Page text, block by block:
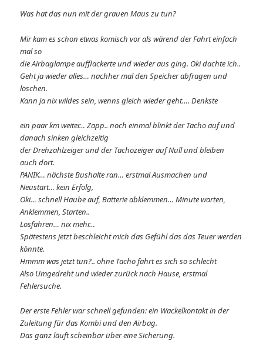
Was hat das nun mit der grauen Maus zu tun?
Mir kam es schon etwas komisch vor als wärend der Fahrt einfach
mal so
die Airbaglampe aufflackerte und wieder aus ging. Oki dachte ich..
Geht ja wieder alles… nachher mal den Speicher abfragen und
löschen.
Kann ja nix wildes sein, wenns gleich wieder geht…. Denkste
ein paar km weiter… Zapp.. noch einmal blinkt der Tacho auf und
danach sinken gleichzeitig
der Drehzahlzeiger und der Tachozeiger auf Null und bleiben
auch dort.
PANIK… nächste Bushalte ran… erstmal Ausmachen und
Neustart… kein Erfolg,
Oki… schnell Haube auf, Batterie abklemmen… Minute warten,
Anklemmen, Starten..
Losfahren… nix mehr…
Spätestens jetzt beschleicht mich das Gefühl das das Teuer werden
könnte.
Hmmm was jetzt tun?.. ohne Tacho fährt es sich so schlecht
Also Umgedreht und wieder zurück nach Hause, erstmal
Fehlersuche.
Der erste Fehler war schnell gefunden: ein Wackelkontakt in der
Zuleitung für das Kombi und den Airbag.
Das ganz läuft scheinbar über eine Sicherung.